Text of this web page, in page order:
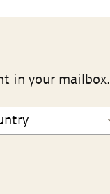
in your mailbox.